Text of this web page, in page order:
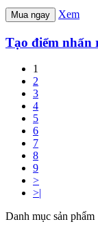
Mua ngay Xem
Tạo điểm nhấn
1
2
3
4
5
6
7
8
9
>
>|
Danh mục sản phẩm